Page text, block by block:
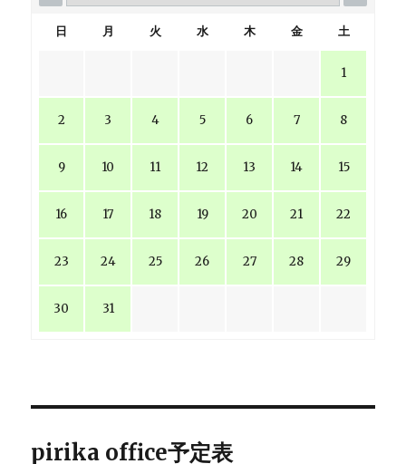
日 月 火 水 木 金 土
1
2 3 4 5 6 7 8
9 10 11 12 13 14 15
16 17 18 19 20 21 22
23 24 25 26 27 28 29
30 31
pirika office予定表